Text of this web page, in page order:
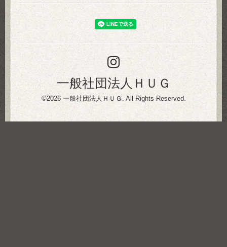
一般社団法人ＨＵＧ
©2026 一般社団法人ＨＵＧ . All Rights Reserved.